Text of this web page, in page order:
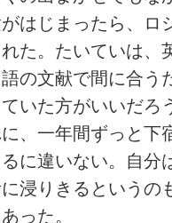
はじまったら、ロ
た。たいていは、
語の文献で間に合
いた方がいいだろ
、一年間ずっと下
に違いない。自分
浸りきるというの
った。